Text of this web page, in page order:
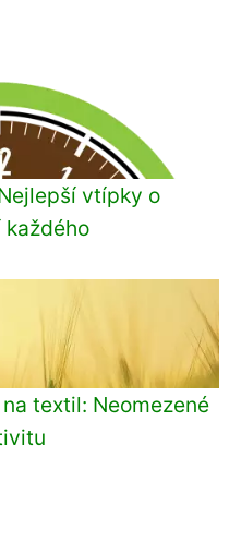
vtípky o
každého
textil: Neomezené